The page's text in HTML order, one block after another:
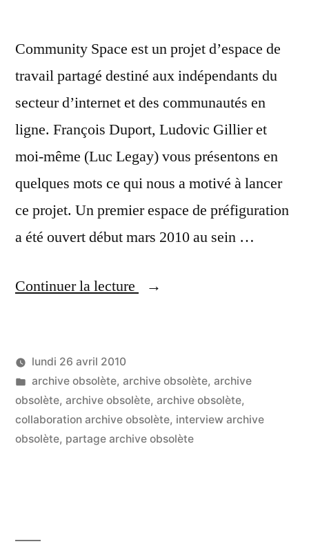
Community Space est un projet d’espace de
travail partagé destiné aux indépendants du
secteur d’internet et des communautés en
ligne. François Duport, Ludovic Gillier et
moi-même (Luc Legay) vous présentons en
quelques mots ce qui nous a motivé à lancer
ce projet. Un premier espace de préfiguration
a été ouvert début mars 2010 au sein …
Continuer la lecture
« Présentation
de
coworking
« Community
Publié
par
LucL
lundi 26 avril 2010
Publié
dans
archive obsolète, archive obsolète, archive
obsolète, archive obsolète, archive obsolète,
collaboration archive obsolète, interview archive
obsolète, partage archive obsolète